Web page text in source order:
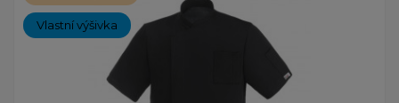
Vlastní výšivka